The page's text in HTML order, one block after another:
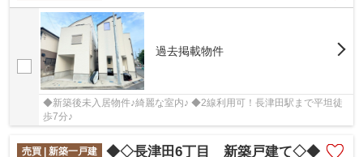
過去掲載物件
◆新築後未入居物件♪綺麗な室内♪ ◆2線利用可！長津田駅まで平坦徒
歩7分♪
売買 | 新築一戸建 ◆◇長津田6丁目 新築戸建て◇◆